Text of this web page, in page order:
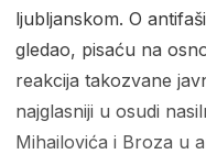
ljubljanskom. O
gledao, pisaću na
reakcija takozvane
najglasniji u osudi
Mihailovića i Broza u